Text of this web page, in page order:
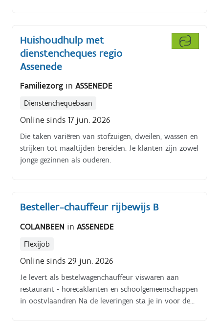
Huishoudhulp met
dienstencheques regio
Assenede
Familiezorg in ASSENEDE
Dienstenchequebaan
Online sinds 17 jun. 2026
Die taken variëren van stofzuigen, dweilen, wassen en
strijken tot maaltijden bereiden. Je klanten zijn zowel
jonge gezinnen als ouderen.
Besteller-chauffeur rijbewijs B
COLANBEEN in ASSENEDE
Flexijob
Online sinds 29 jun. 2026
Je levert als bestelwagenchauffeur viswaren aan
restaurant - horecaklanten en schoolgemeenschappen
in oostvlaandren Na de leveringen sta je in voor de